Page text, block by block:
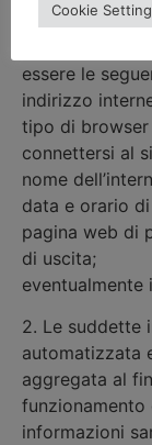
raccolte in
essere le
indirizzo
tipo di
connettersi al
nome
data e orario
pagina web di
di uscita;
eventualmente
2. Le suddette
automatizzata
aggregata al
funzionamento
informazioni
Cookie